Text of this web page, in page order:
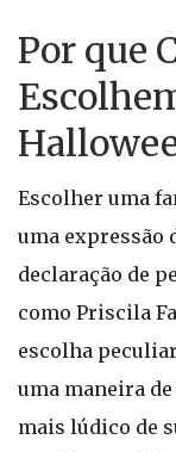
Por que
Escolher uma
uma expressão
declaração de
como Priscila
escolha
uma maneira
mais lúdico de